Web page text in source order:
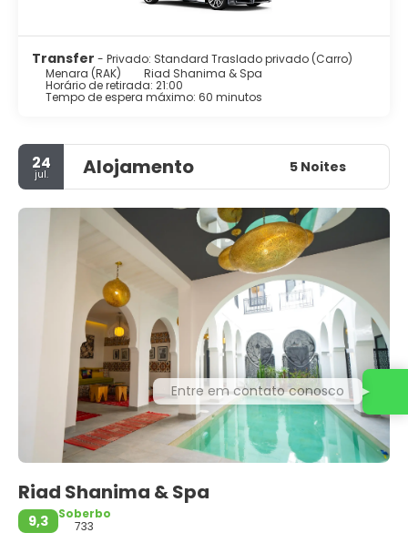
Transfer - Privado: Standard Traslado privado (Carro)
Menara (RAK)
Riad Shanima & Spa
Horário de retirada: 21:00
Tempo de espera máximo: 60 minutos
24
jul. Alojamento 5 Noites
Riad Shanima & Spa
9,3
Soberbo
733
Entre em contato conosco